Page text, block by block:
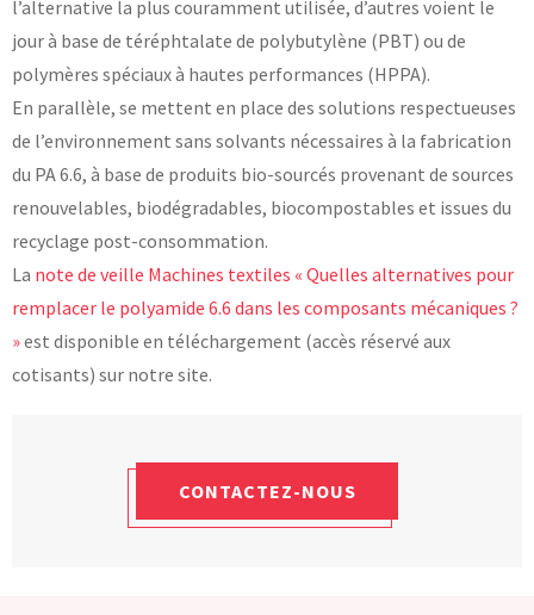
CONTACTEZ-NOUS
l’alternative la plus couramment utilisée, d’autres voient le
jour à base de téréphtalate de polybutylène (PBT) ou de
polymères spéciaux à hautes performances (HPPA).
En parallèle, se mettent en place des solutions respectueuses
de l’environnement sans solvants nécessaires à la fabrication
du PA 6.6, à base de produits bio-sourcés provenant de sources
renouvelables, biodégradables, biocompostables et issues du
recyclage post-consommation.
La note de veille Machines textiles « Quelles alternatives pour
remplacer le polyamide 6.6 dans les composants mécaniques ?
»est disponible en téléchargement (accès réservé aux
cotisants) sur notre site.